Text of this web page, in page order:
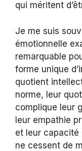
qui méritent
Je me suis
émotionnelle
remarquable
forme unique
quotient
norme, leur
complique leur
leur empathie
et leur capacité
ne cessent de